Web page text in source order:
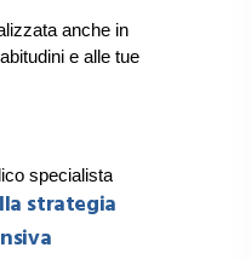
anche in
e alle tue
strategia